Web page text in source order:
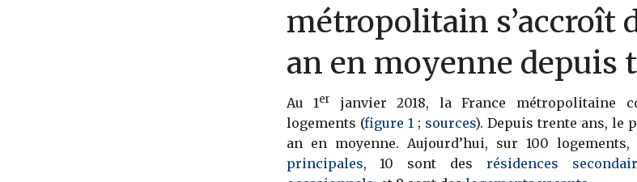
métropolitain s’accroît
an en moyenne depuis
Au 1er
janvier 2018, la France métropolitaine
logements (figure 1; sources). Depuis trente ans, le
an en moyenne. Aujourd’hui, sur 100
principales, 10 sont des résidences